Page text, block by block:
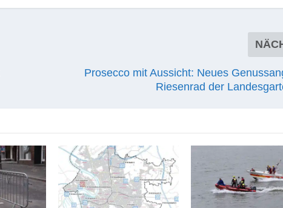
Prosecco mit Aussicht: Neues
Riesenrad der